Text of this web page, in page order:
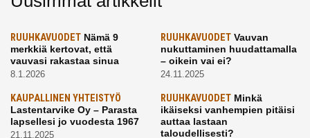
RUUHKAVUODET Nämä 9
merkkiä kertovat, että
vauvasi rakastaa sinua
8.1.2026
RUUHKAVUODETVauvan
nukuttaminen huudattamalla
– oikein vai ei?
24.11.2025
KAUPALLINEN YHTEISTYÖ
Lastentarvike Oy – Parasta
lapsellesi jo vuodesta 1967
21.11.2025
RUUHKAVUODETMinkä
ikäiseksi vanhempien pitäisi
auttaa lastaan
taloudellisesti?